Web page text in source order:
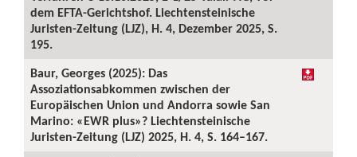
dem EFTA-Gerichtshof. Liechtensteinische
Juristen-Zeitung (LJZ), H. 4, Dezember 2025, S.
195.
Baur, Georges (2025): Das
Assoziationsabkommen zwischen der
Europäischen Union und Andorra sowie San
Marino: «EWR plus»? Liechtensteinische
Juristen-Zeitung (LJZ) 2025, H. 4, S. 164–167.